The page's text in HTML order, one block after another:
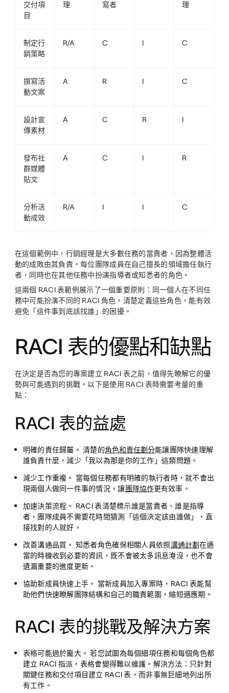
交付項
目
理
寫者
理
制定行
銷策略
R/A C I C
撰寫活
動文案
A R I C
設計宣
傳素材
A C R I
發布社
群媒體
貼文
A C I R
分析活
動成效
R/A I I C
在這個範例中，行銷經理是大多數任務的當責者，因為整體活
動的成敗由其負責。每位團隊成員在自己擅長的領域擔任執行
者，同時也在其他任務中扮演指導者或知悉者的角色。
這兩個 RACI 表範例展示了一個重要原則：同一個人在不同任
務中可能扮演不同的 RACI 角色。清楚定義這些角色，能有效
避免「這件事到底該找誰」的困擾。
RACI 表的優點和缺點
在決定是否為您的專案建立 RACI 表之前，值得先瞭解它的優
勢與可能遇到的挑戰。以下是使用 RACI 表時需要考量的重
點：
RACI 表的益處
明確的責任歸屬。 清楚的角色和責任劃分能讓團隊快速理解
誰負責什麼，減少「我以為那是你的工作」這類問題。
減少工作重複。
當每個任務都有明確的執行者時，就不會出
現兩個人做同一件事的情況，讓團隊協作更有效率。
加速決策流程。
RACI 表清楚標示誰是當責者、誰是指導
者，團隊成員不需要花時間猜測「這個決定該由誰做」，直
接找對的人就好。
改善溝通品質。 知悉者角色確保相關人員依照溝通計劃在適
當的時機收到必要的資訊，既不會被太多訊息淹沒，也不會
遺漏重要的進度更新。
協助新成員快速上手。
當新成員加入專案時，RACI 表能幫
助他們快速瞭解團隊結構和自己的職責範圍，縮短適應期。
RACI 表的挑戰及解決方案
表格可能過於龐大。 若您試圖為每個細項任務和每個角色都
建立 RACI 指派，表格會變得難以維護。解決方法：只針對
關鍵任務和交付項目建立 RACI 表，而非事無巨細地列出所
有工作。